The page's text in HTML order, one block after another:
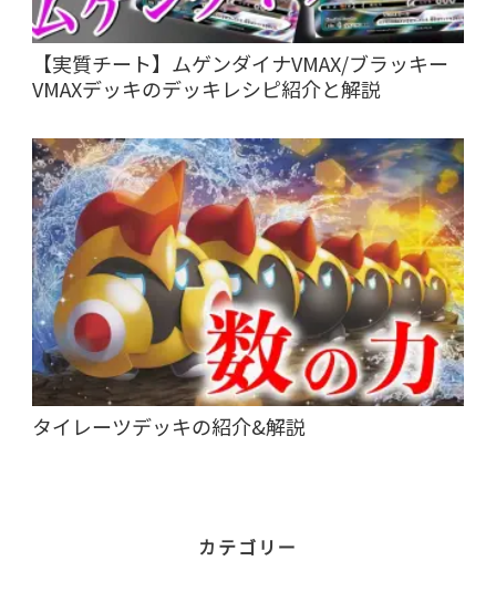
【実質チート】ムゲンダイナVMAX/ブラッキー
VMAXデッキのデッキレシピ紹介と解説
タイレーツデッキの紹介&解説
カテゴリー